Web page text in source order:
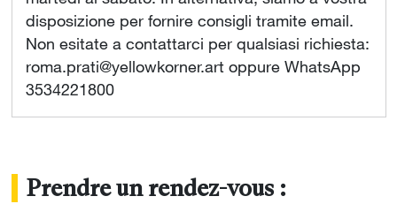
disposizione per fornire consigli tramite email.
Non esitate a contattarci per qualsiasi richiesta:
roma.prati@yellowkorner.art oppure WhatsApp
3534221800
Prendre un rendez-vous :